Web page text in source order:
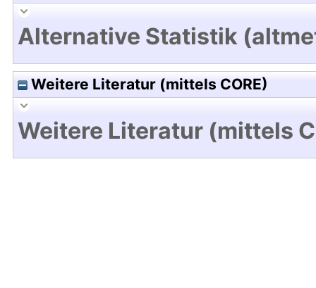
Alternative Statistik
Weitere Literatur (mittels CORE)
Weitere Literatur (mittels